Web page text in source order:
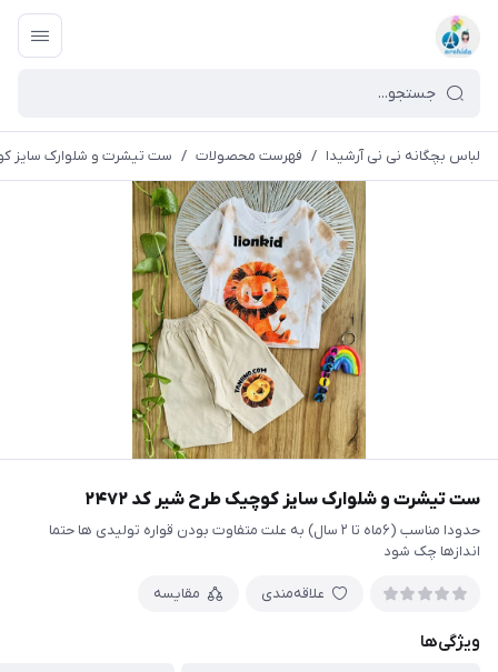
لباس بچگانه نی نی آرشیدا / فهرست محصولات / ست تیشرت و شلوارک سایز
ست تیشرت و شلوارک سایز کوچیک طرح شیر کد ۲۴۷۲
حدودا مناسب (۶ماه تا ۲ سال) به علت متفاوت بودن قواره تولیدی ها حتما
اندازها چک شود
علاقه‌مندی مقایسه
ویژگی‌ها